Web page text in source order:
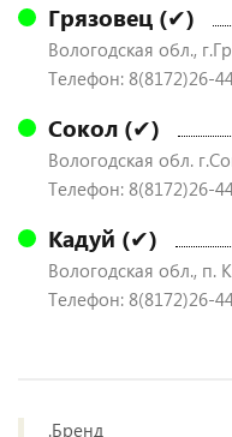
Грязовец (✔)
Вологодская обл.,
Телефон: 8(8172)26-
Сокол (✔)
Вологодская обл.
Телефон: 8(8172)26-
Кадуй (✔)
Вологодская обл., п.
Телефон: 8(8172)26-
.Бренд